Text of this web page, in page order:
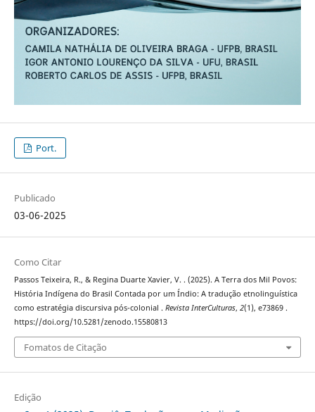
Port.
Publicado
03-06-2025
Como Citar
Passos Teixeira, R., & Regina Duarte Xavier, V. . (2025). A Terra dos Mil Povos:
História Indígena do Brasil Contada por um Índio: A tradução etnolinguística
como estratégia discursiva pós-colonial . Revista InterCulturas, 2(1), e73869 .
https://doi.org/10.5281/zenodo.15580813
Fomatos de Citação
Edição